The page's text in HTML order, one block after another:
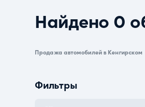
Найдено 0
Продажа автомобилей в Кенгирском
Фильтры